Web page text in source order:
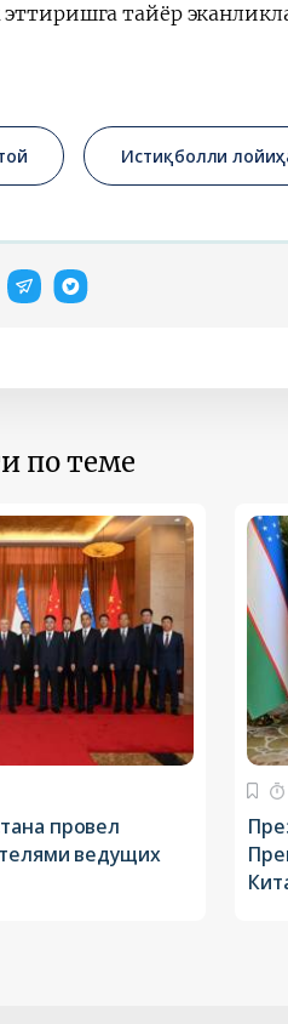
эттиришга тайёр
Истиқболли
по теме
провел
ведущих